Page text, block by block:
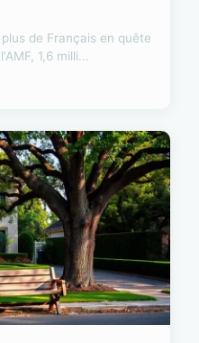
de Français en quête
1,6 milli...